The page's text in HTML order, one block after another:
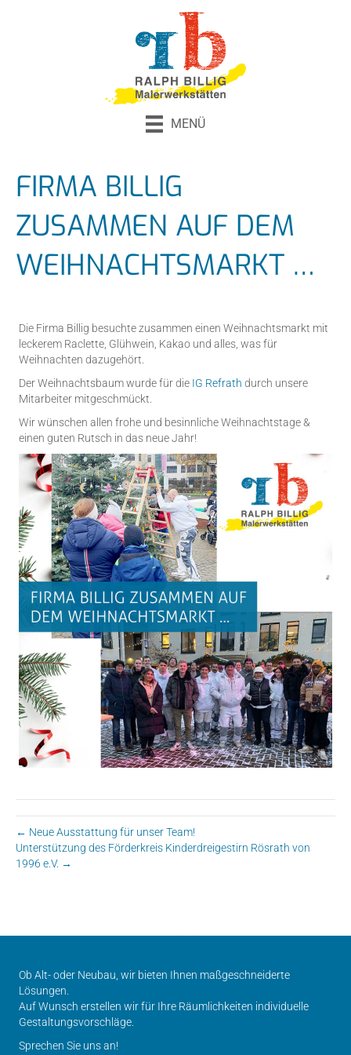
MENÜ
FIRMA BILLIG
ZUSAMMEN AUF DEM
WEIHNACHTSMARKT …
Die Firma Billig besuchte zusammen einen Weihnachtsmarkt mit
leckerem Raclette, Glühwein, Kakao und alles, was für
Weihnachten dazugehört.
Der Weihnachtsbaum wurde für die IG Refrath durch unsere
Mitarbeiter mitgeschmückt.
Wir wünschen allen frohe und besinnliche Weihnachtstage &
einen guten Rutsch in das neue Jahr!
← Neue Ausstattung für unser Team!
Unterstützung des Förderkreis Kinderdreigestirn Rösrath von
1996 e.V. →
Ob Alt- oder Neubau, wir bieten Ihnen maßgeschneiderte
Lösungen.
Auf Wunsch erstellen wir für Ihre Räumlichkeiten individuelle
Gestaltungsvorschläge.
Sprechen Sie uns an!